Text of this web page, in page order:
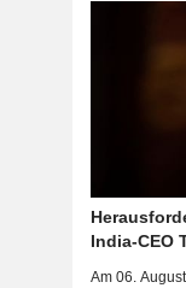
India-CEO
Am 06.